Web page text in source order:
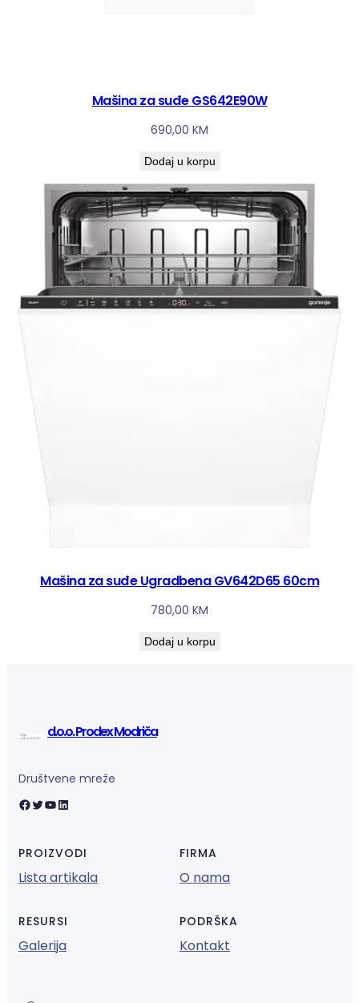
Mašina za suđe GS642E90W
690,00 KM
Dodaj u korpu
Mašina za suđe Ugradbena GV642D65 60cm
780,00 KM
Dodaj u korpu
d.o.o. Prodex Modriča
Društvene mreže
Facebook Twitter YouTube LinkedIn
PROIZVODI
Lista artikala
FIRMA
O nama
RESURSI
Galerija
PODRŠKA
Kontakt